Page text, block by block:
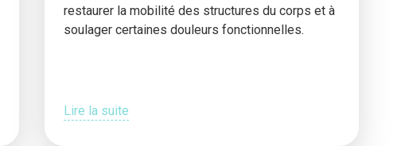
restaurer la mobilité des structures du corps et à
soulager certaines douleurs fonctionnelles.
Lire la suite